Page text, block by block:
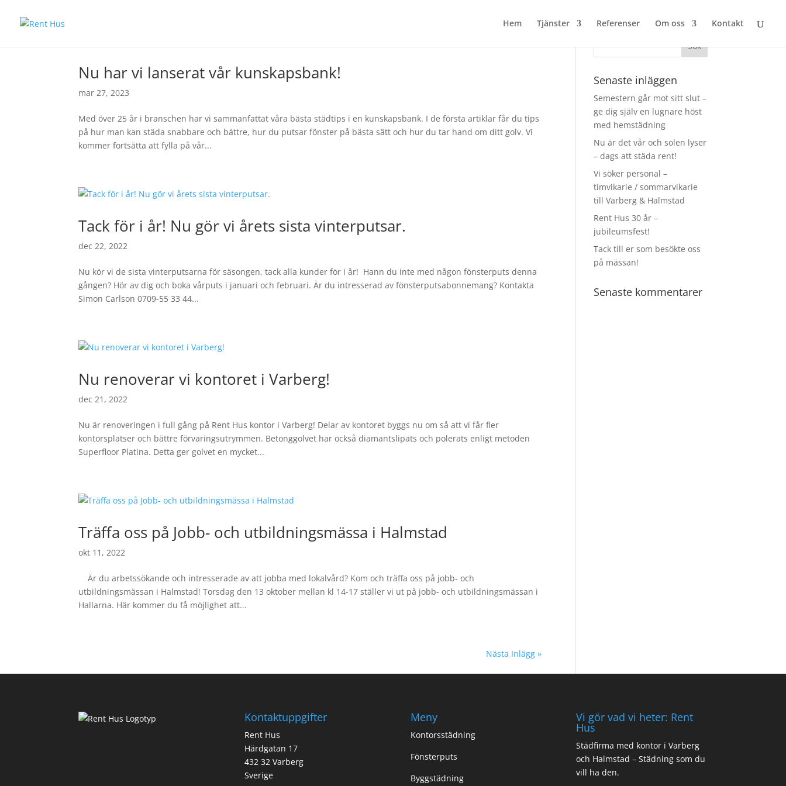
Hem Tjänster Referenser Om oss Kontakt
Nu har vi lanserat vår kunskapsbank!
mar 27, 2023
Med över 25 år i branschen har vi sammanfattat våra bästa städtips i en kunskapsbank. I de första artiklar får du tips
på hur man kan städa snabbare och bättre, hur du putsar fönster på bästa sätt och hur du tar hand om ditt golv. Vi
kommer fortsätta att fylla på vår...
Tack för i år! Nu gör vi årets sista vinterputsar.
dec 22, 2022
Nu kör vi de sista vinterputsarna för säsongen, tack alla kunder för i år! Hann du inte med någon fönsterputs denna
gången? Hör av dig och boka vårputs i januari och februari. Är du intresserad av fönsterputsabonnemang? Kontakta
Simon Carlson 0709-55 33 44...
Nu renoverar vi kontoret i Varberg!
dec 21, 2022
Nu är renoveringen i full gång på Rent Hus kontor i Varberg! Delar av kontoret byggs nu om så att vi får fler
kontorsplatser och bättre förvaringsutrymmen. Betonggolvet har också diamantslipats och polerats enligt metoden
Superfloor Platina. Detta ger golvet en mycket...
Träffa oss på Jobb- och utbildningsmässa i Halmstad
okt 11, 2022
Är du arbetssökande och intresserade av att jobba med lokalvård? Kom och träffa oss på jobb- och
utbildningsmässan i Halmstad! Torsdag den 13 oktober mellan kl 14-17 ställer vi ut på jobb- och utbildningsmässan i
Hallarna. Här kommer du få möjlighet att...
Nästa Inlägg »
Senaste inläggen
Semestern går mot sitt slut –
ge dig själv en lugnare höst
med hemstädning
Nu är det vår och solen lyser
– dags att städa rent!
Vi söker personal –
timvikarie / sommarvikarie
till Varberg & Halmstad
Rent Hus 30 år –
jubileumsfest!
Tack till er som besökte oss
på mässan!
Senaste kommentarer
Kontaktuppgifter
Rent Hus
Härdgatan 17
432 32 Varberg
Sverige
Meny
Kontorsstädning
Fönsterputs
Byggstädning
Vi gör vad vi heter: Rent
Hus
Städfirma med kontor i Varberg
och Halmstad – Städning som du
vill ha den.